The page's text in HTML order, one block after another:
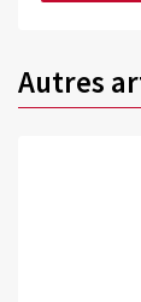
Autres